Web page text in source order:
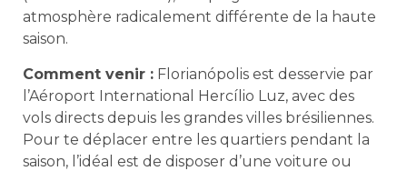
atmosphère radicalement différente de la haute
saison.
Comment venir : Florianópolis est desservie par
l’Aéroport International Hercílio Luz, avec des
vols directs depuis les grandes villes brésiliennes.
Pour te déplacer entre les quartiers pendant la
saison, l’idéal est de disposer d’une voiture ou